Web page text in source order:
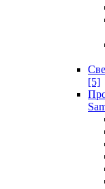
[5]